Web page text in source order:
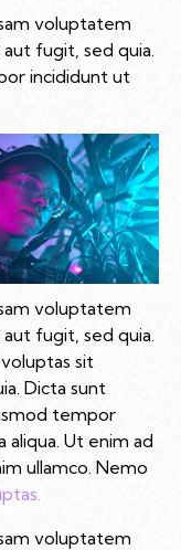
voluptatem
fugit, sed quia.
incididunt ut
voluptatem
fugit, sed quia.
sit
Dicta sunt
tempor
Ut enim ad
ullamco. Nemo
voluptatem